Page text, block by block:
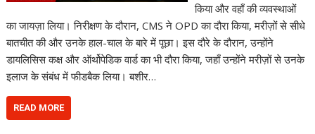
किया और वहाँ की व्यवस्थाओं
का जायज़ा लिया। निरीक्षण के दौरान, CMS ने OPD का दौरा किया, मरीज़ों से सीधे
बातचीत की और उनके हाल-चाल के बारे में पूछा। इस दौरे के दौरान, उन्होंने
डायलिसिस कक्ष और ऑर्थोपेडिक वार्ड का भी दौरा किया, जहाँ उन्होंने मरीज़ों से उनके
इलाज के संबंध में फीडबैक लिया। बशीर…
READ MORE